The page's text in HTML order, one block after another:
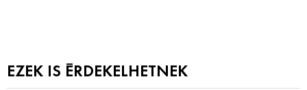
EZEK IS ÉRDEKELHETNEK